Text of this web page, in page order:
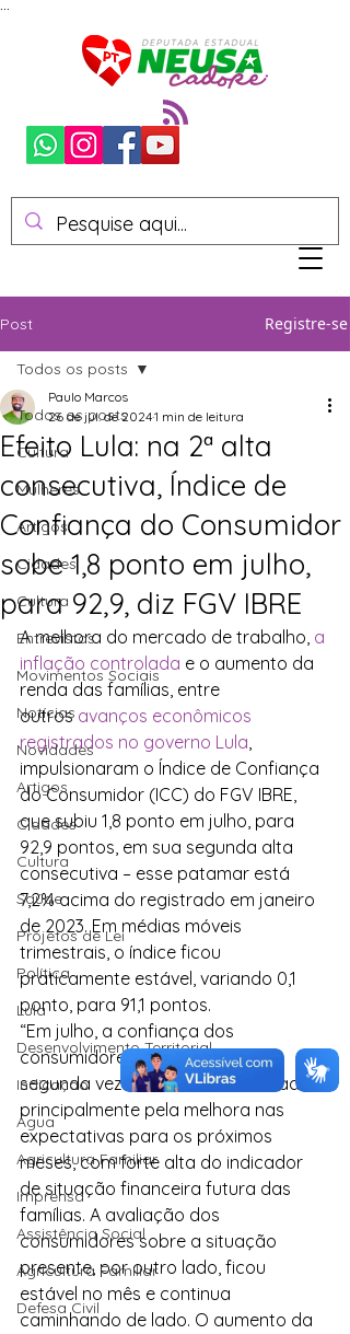
Post Registre-se
Todos os posts
Cultura
Mulheres
Artigos
Cidades
Cultura
Entrevistas
Movimentos Sociais
Notícias
Novidades
Artigos
Cidades
Cultura
Saúde
Projetos de Lei
Política
Lula
Desenvolvimento Territorial
Indicação
Água
Agricultura Familiar
Imprensa
Assistência Social
Agricultura Familiar
Defesa Civil
Todos os posts
Efeito Lula: na 2ª alta
consecutiva, Índice de
Confiança do Consumidor
sobe 1,8 ponto em julho,
para 92,9, diz FGV IBRE
Paulo Marcos
26 de jul. de 20241 min de leitura
A melhora do mercado de trabalho, a
inflação controlada e o aumento da
renda das famílias, entre
outros avanços econômicos
registrados no governo Lula,
impulsionaram o Índice de Confiança
do Consumidor (ICC) do FGV IBRE,
que subiu 1,8 ponto em julho, para
92,9 pontos, em sua segunda alta
consecutiva – esse patamar está
7,2% acima do registrado em janeiro
de 2023. Em médias móveis
trimestrais, o índice ficou
praticamente estável, variando 0,1
ponto, para 91,1 pontos.
“Em julho, a confiança dos
consumidores aumentou pela
segunda vez consecutiva, motivada
principalmente pela melhora nas
expectativas para os próximos
meses, com forte alta do indicador
de situação financeira futura das
famílias. A avaliação dos
consumidores sobre a situação
presente, por outro lado, ficou
estável no mês e continua
caminhando de lado. O aumento da